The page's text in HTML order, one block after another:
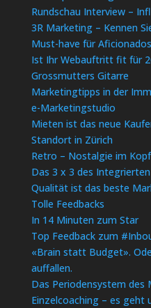
Rundschau Interview –
3R Marketing – Kennen
Must-have für Aficionados
Ist Ihr Webauftritt fit für
Grossmutters Gitarre
Marketingtipps in der
e-Marketingstudio
Mieten ist das neue
Standort in Zürich
Retro – Nostalgie im Kopf
Das 3 x 3 des
Qualität ist das beste
Tolle Feedbacks
In 14 Minuten zum Star
Top Feedback zum
«Brain statt Budget».
auffallen.
Das Periodensystem des
Einzelcoaching – es geht